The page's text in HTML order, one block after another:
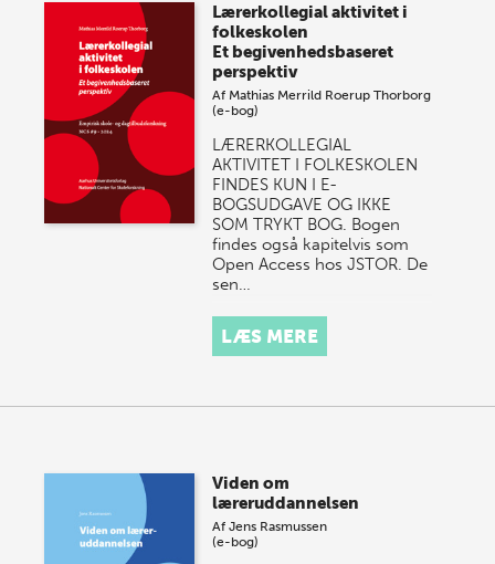
onsdag den 10. j…
Lærerkollegial aktivitet i
folkeskolen
Et begivenhedsbaseret
perspektiv
Af Mathias Merrild Roerup Thorborg
(e-bog)
LÆRERKOLLEGIAL
AKTIVITET I FOLKESKOLEN
FINDES KUN I E-
BOGSUDGAVE OG IKKE
SOM TRYKT BOG. Bogen
findes også kapitelvis som
Open Access hos JSTOR. De
sen…
LÆS MERE
Viden om
læreruddannelsen
AfJens Rasmussen
(e-bog)